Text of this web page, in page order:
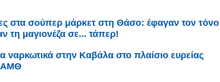
στα σούπερ μάρκετ στη Θάσο: έφαγαν τον τόνο
τη μαγιονέζα σε... τάπερ!
ναρκωτικά στην Καβάλα στο πλαίσιο ευρείας
ΑΜΘ